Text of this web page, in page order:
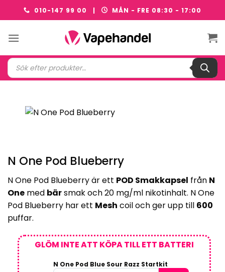
to
010-147 99 00 | MÅN - FRE 08:30 - 17:00
Produktsökning
N One Pod Blueberry
N One Pod Blueberry är ett POD Smakkapsel från N
One med bärsmak och 20 mg/ml nikotinhalt. N One
Pod Blueberry har ett Mesh coil och ger upp till 600
puffar.
GLÖM INTE ATT KÖPA TILL ETT BATTERI
N One Pod Blue Sour Razz Startkit